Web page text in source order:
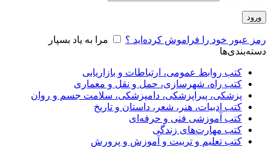
ورود
رمز عبور خود را فراموش کرده‌اید ؟
مرا به یاد بسپار
دسته‌بندی‌ها
کتب روابط عمومی، ارتباطات و بازاریابی
کتب راه، شهرسازی، حمل و نقل و معماری
پزشکی، پیراپزشکی، دامپزشکی، سلامت جسم و روان
کتب ادبیات، هنر، شعر، داستان و تاریخ
کتب آموزشی فنی و حرفه‌ای
کتب مهارت‌های زندگی
کتب تعلیم و تربیت و آموزش و پرورش